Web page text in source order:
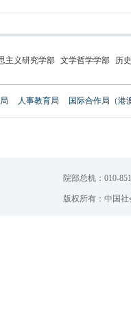
主义研究学部 文学哲学学部 历
人事教育局 国际合作局（港
院部总机：010-
版权所有：中国